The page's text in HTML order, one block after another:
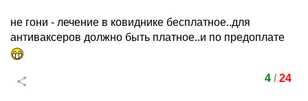
не гони - лечение в ковиднике бесплатное..для
антиваксеров должно быть платное..и по предоплате
4 / 24